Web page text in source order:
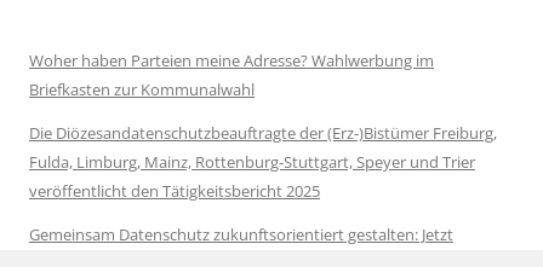
Woher haben Parteien meine Adresse? Wahlwerbung im
Briefkasten zur Kommunalwahl
Die Diözesandatenschutzbeauftragte der (Erz-)Bistümer Freiburg,
Fulda, Limburg, Mainz, Rottenburg-Stuttgart, Speyer und Trier
veröffentlicht den Tätigkeitsbericht 2025
Gemeinsam Datenschutz zukunftsorientiert gestalten: Jetzt